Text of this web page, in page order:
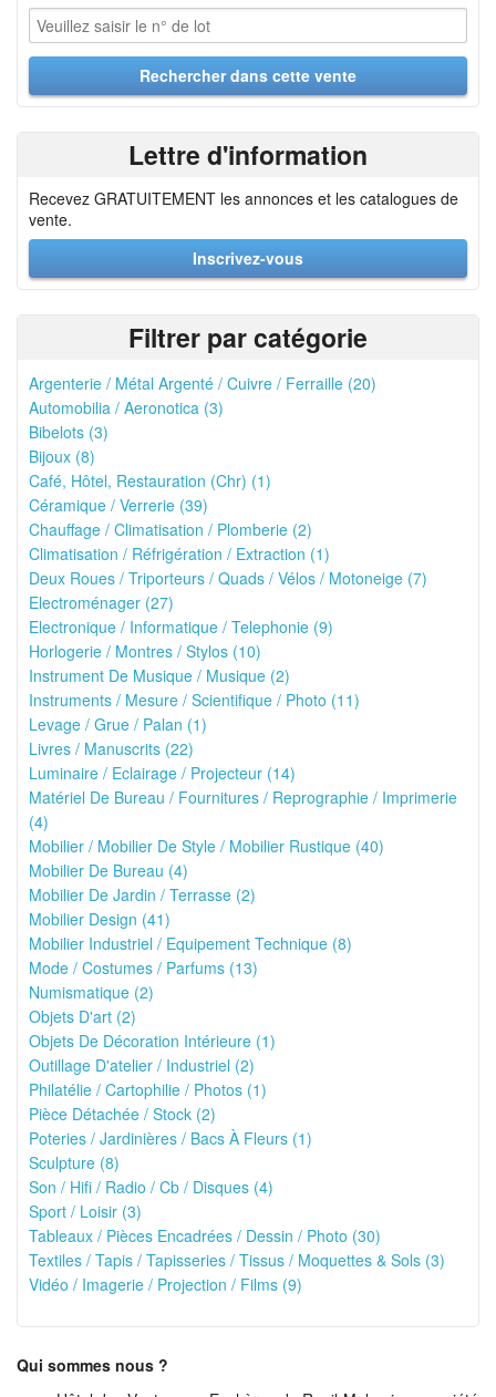
Lettre d'information
Recevez GRATUITEMENT les annonces et les catalogues de
vente.
Inscrivez-vous
Filtrer par catégorie
Argenterie / Métal Argenté / Cuivre / Ferraille (20)
Automobilia / Aeronotica (3)
Bibelots (3)
Bijoux (8)
Café, Hôtel, Restauration (Chr) (1)
Céramique / Verrerie (39)
Chauffage / Climatisation / Plomberie (2)
Climatisation / Réfrigération / Extraction (1)
Deux Roues / Triporteurs / Quads / Vélos / Motoneige (7)
Electroménager (27)
Electronique / Informatique / Telephonie (9)
Horlogerie / Montres / Stylos (10)
Instrument De Musique / Musique (2)
Instruments / Mesure / Scientifique / Photo (11)
Levage / Grue / Palan (1)
Livres / Manuscrits (22)
Luminaire / Eclairage / Projecteur (14)
Matériel De Bureau / Fournitures / Reprographie / Imprimerie
(4)
Mobilier / Mobilier De Style / Mobilier Rustique (40)
Mobilier De Bureau (4)
Mobilier De Jardin / Terrasse (2)
Mobilier Design (41)
Mobilier Industriel / Equipement Technique (8)
Mode / Costumes / Parfums (13)
Numismatique (2)
Objets D'art (2)
Objets De Décoration Intérieure (1)
Outillage D'atelier / Industriel (2)
Philatélie / Cartophilie / Photos (1)
Pièce Détachée / Stock (2)
Poteries / Jardinières / Bacs À Fleurs (1)
Sculpture (8)
Son / Hifi / Radio / Cb / Disques (4)
Sport / Loisir (3)
Tableaux / Pièces Encadrées / Dessin / Photo (30)
Textiles / Tapis / Tapisseries / Tissus / Moquettes & Sols (3)
Vidéo / Imagerie / Projection / Films (9)
Qui sommes nous ?